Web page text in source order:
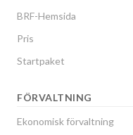
BRF-Hemsida
Pris
Startpaket
FÖRVALTNING
Ekonomisk förvaltning